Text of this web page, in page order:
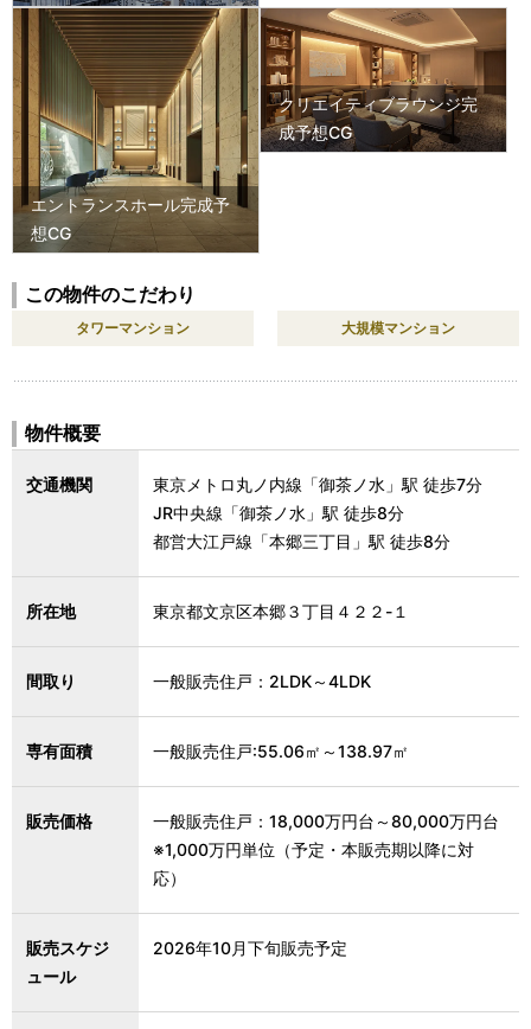
エントランスホール完成予
想CG
クリエイティブラウンジ完
成予想CG
この物件のこだわり
タワーマンション 大規模マンション
物件概要
交通機関
東京メトロ丸ノ内線「御茶ノ水」駅 徒歩7分
JR中央線「御茶ノ水」駅 徒歩8分
都営大江戸線「本郷三丁目」駅 徒歩8分
所在地 東京都文京区本郷３丁目４２２-１
間取り 一般販売住戸：2LDK～4LDK
専有面積 一般販売住戸:55.06㎡～138.97㎡
販売価格
一般販売住戸：18,000万円台～80,000万円台
※1,000万円単位（予定・本販売期以降に対
応）
販売スケジ
ュール
2026年10月下旬販売予定